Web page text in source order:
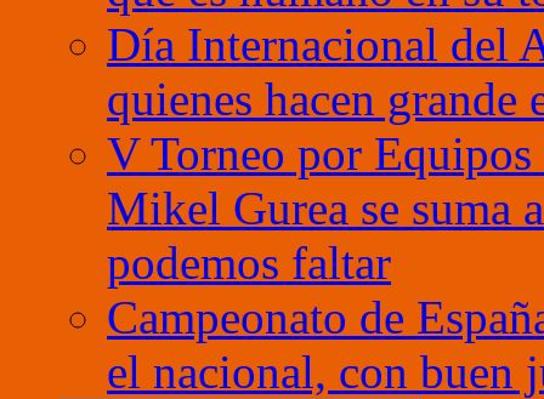
Día Internacional del
quienes hacen grande
V Torneo por
Mikel Gurea se suma
podemos faltar
Campeonato de
el nacional, con buen